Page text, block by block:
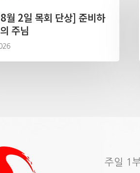
월 2일 목회 단상] 준비하
주님
주일 1